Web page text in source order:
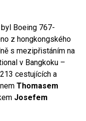
Boeing 767-
z hongkongského
s mezipřistáním na
v Bangkoku –
cestujících a
Thomasem
Josefem